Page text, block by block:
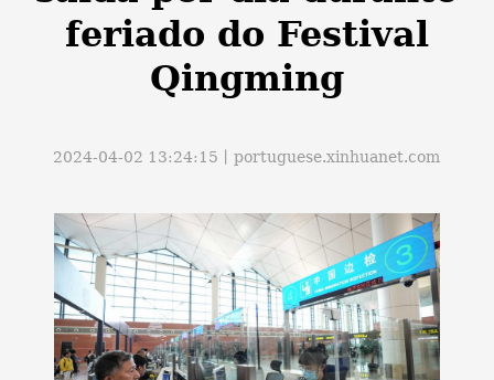
feriado do Festival
Qingming
2024-04-02 13:24:15丨portuguese.xinhuanet.com